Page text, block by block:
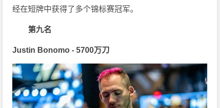
经在短牌中获得了多个锦标赛冠军。
第九名
Justin Bonomo -5700万刀